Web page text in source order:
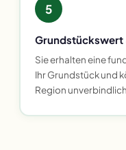
5
Grundstückswert
Sie erhalten eine
Ihr Grundstück und
Region